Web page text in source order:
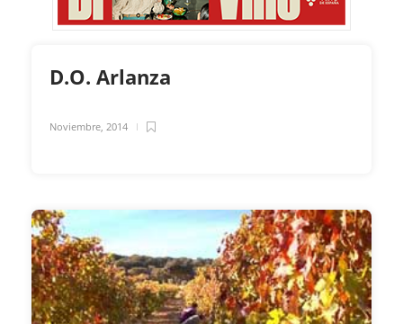
D.O. Arlanza
Noviembre, 2014